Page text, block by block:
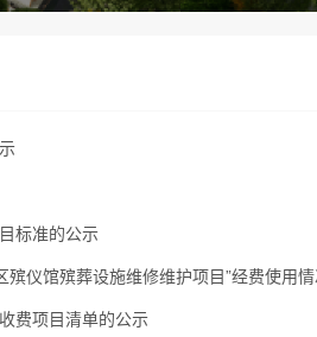
标准的公示
仪馆殡葬设施维修维护项目”经费使用
费项目清单的公示